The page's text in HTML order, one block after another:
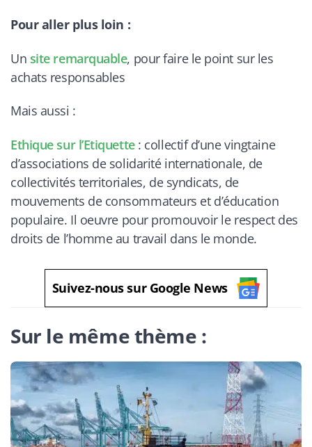
Pour aller plus loin :
Un site remarquable, pour faire le point sur les
achats responsables
Mais aussi :
Ethique sur l’Etiquette: collectif d’une vingtaine
d’associations de solidarité internationale, de
collectivités territoriales, de syndicats, de
mouvements de consommateurs et d’éducation
populaire. Il oeuvre pour promouvoir le respect des
droits de l’homme au travail dans le monde.
Suivez-nous sur Google News
Sur le même thème :